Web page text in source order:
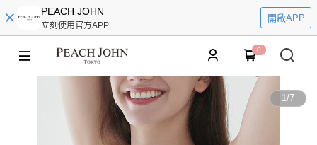
PEACH JOHN
立刻使用官方APP
開啟APP
0
1/7